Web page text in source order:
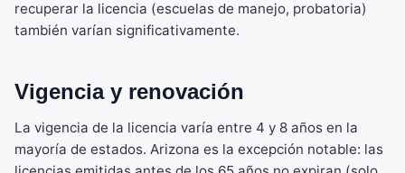
recuperar la licencia (escuelas de manejo, probatoria)
también varían significativamente.
Vigencia y renovación
La vigencia de la licencia varía entre 4 y 8 años en la
mayoría de estados. Arizona es la excepción notable: las